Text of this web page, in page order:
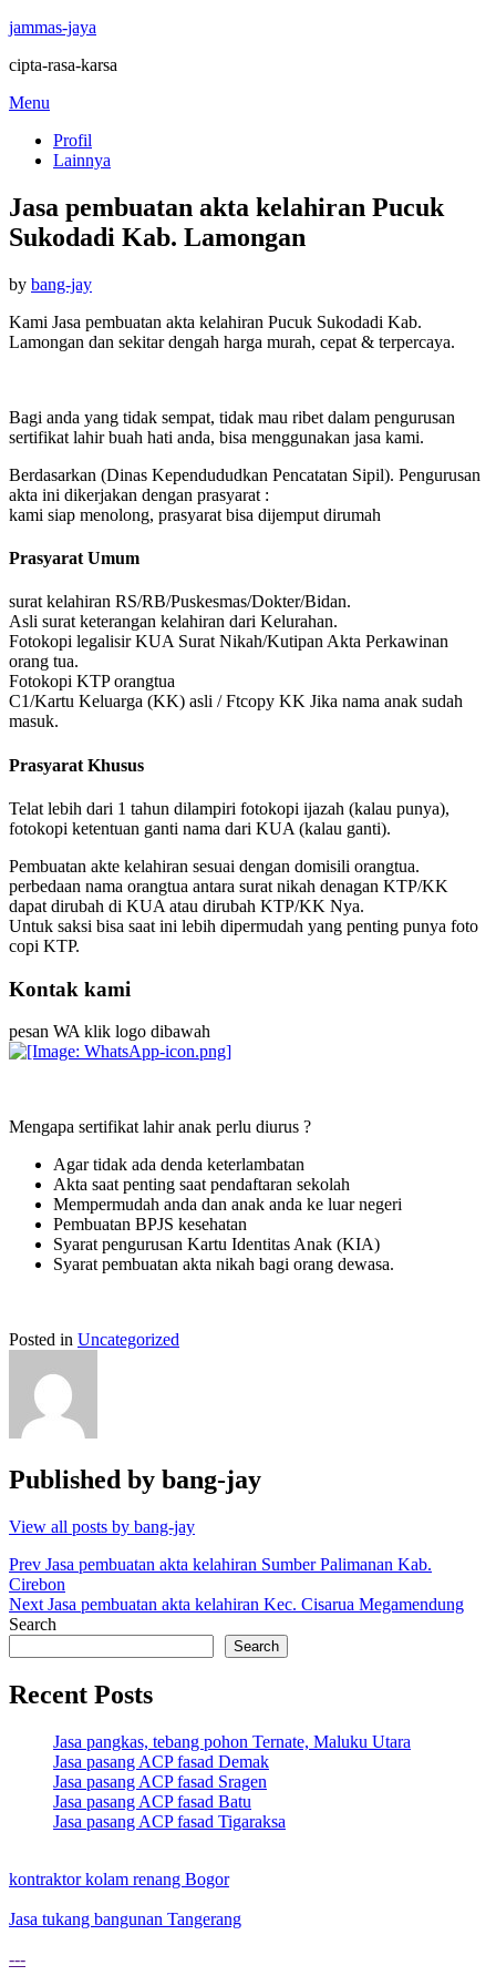
jammas-jaya
cipta-rasa-karsa
Skip
content
Menu
Profil
Lainnya
Jasa pembuatan akta kelahiran Pucuk
Sukodadi Kab. Lamongan
by bang-jayPosted
Kami Jasa pembuatan akta kelahiran Pucuk Sukodadi Kab.
Lamongan dan sekitar dengah harga murah, cepat & terpercaya.
Bagi anda yang tidak sempat, tidak mau ribet dalam pengurusan
sertifikat lahir buah hati anda, bisa menggunakan jasa kami.
Berdasarkan (Dinas Kependududkan Pencatatan Sipil). Pengurusan
akta ini dikerjakan dengan prasyarat :
kami siap menolong, prasyarat bisa dijemput dirumah
Prasyarat Umum
surat kelahiran RS/RB/Puskesmas/Dokter/Bidan.
Asli surat keterangan kelahiran dari Kelurahan.
Fotokopi legalisir KUA Surat Nikah/Kutipan Akta Perkawinan
orang tua.
Fotokopi KTP orangtua
C1/Kartu Keluarga (KK) asli / Ftcopy KK Jika nama anak sudah
masuk.
Prasyarat Khusus
Telat lebih dari 1 tahun dilampiri fotokopi ijazah (kalau punya),
fotokopi ketentuan ganti nama dari KUA (kalau ganti).
Pembuatan akte kelahiran sesuai dengan domisili orangtua.
perbedaan nama orangtua antara surat nikah denagan KTP/KK
dapat dirubah di KUA atau dirubah KTP/KK Nya.
Untuk saksi bisa saat ini lebih dipermudah yang penting punya foto
copi KTP.
Kontak kami
pesan WA klik logo dibawah
Mengapa sertifikat lahir anak perlu diurus ?
Agar tidak ada denda keterlambatan
Akta saat penting saat pendaftaran sekolah
Mempermudah anda dan anak anda ke luar negeri
Pembuatan BPJS kesehatan
Syarat pengurusan Kartu Identitas Anak (KIA)
Syarat pembuatan akta nikah bagi orang dewasa.
Posted in Uncategorized
Published by bang-jay
View all posts by bang-jay
Post
navigation
Prev Jasa pembuatan akta kelahiran Sumber Palimanan Kab.
Cirebon
Next Jasa pembuatan akta kelahiran Kec. Cisarua Megamendung
Search
Search
Recent Posts
Jasa pangkas, tebang pohon Ternate, Maluku Utara
Jasa pasang ACP fasad Demak
Jasa pasang ACP fasad Sragen
Jasa pasang ACP fasad Batu
Jasa pasang ACP fasad Tigaraksa
kontraktor kolam renang Bogor
Jasa tukang bangunan Tangerang
---